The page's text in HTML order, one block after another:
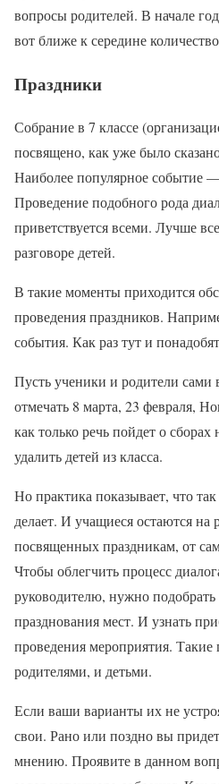
вопросы родителей. В начале
вот ближе к середине
Праздники
Собрание в 7 классе
посвящено, как уже было
Наиболее популярное событие
Проведение подобного рода
приветствуется всеми. Лучше
разговоре детей.
В такие моменты приходится
проведения праздников.
события. Как раз тут и
Пусть ученики и родители сами
отмечать 8 марта, 23 февраля,
как только речь пойдет о
удалить детей из класса.
Но практика показывает, что
делает. И учащиеся остаются на
посвященных праздникам, от
Чтобы облегчить процесс
руководителю, нужно
празднования мест. И узнать
проведения мероприятия.
родителями, и детьми.
Если ваши варианты их не
свои. Рано или поздно вы
мнению. Проявите в данном